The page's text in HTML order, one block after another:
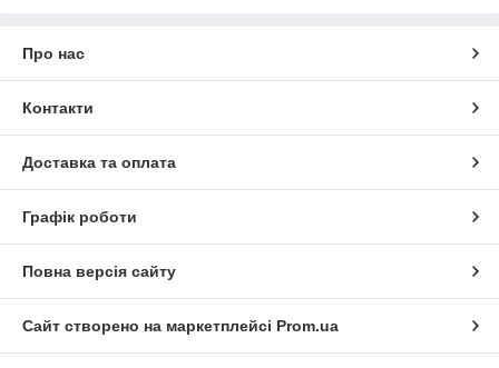
Про нас
Контакти
Доставка та оплата
Графік роботи
Повна версія сайту
Сайт створено на маркетплейсі Prom.ua